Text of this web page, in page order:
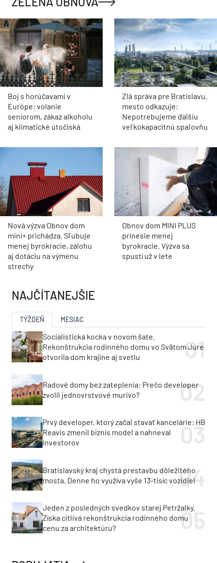
Boj s horúčavami v
Európe: volanie
seniorom, zákaz alkoholu
aj klimatické útočiská
Zlá správa pre Bratislavu,
mesto odkazuje:
Nepotrebujeme ďalšiu
veľkokapacitnú spaľovňu
Nová výzva Obnov dom
mini+ prichádza. Sľubuje
menej byrokracie, zálohu
aj dotáciu na výmenu
strechy
Obnov dom MINI PLUS
prinesie menej
byrokracie. Výzva sa
spustí už v lete
NAJČÍTANEJŠIE
TÝŽDEŇ MESIAC
Socialistická kocka v novom šate.
Rekonštrukcia rodinného domu vo Svätom Jure
otvorila dom krajine aj svetlu
Radové domy bez zateplenia: Prečo developer
zvolil jednovrstvové murivo?
Prvý developer, ktorý začal stavať kancelárie: HB
Reavis zmenil biznis model a nahneval
investorov
Bratislavský kraj chystá prestavbu dôležitého
mosta. Denne ho využíva vyše 13-tisíc vozidiel
Jeden z posledných svedkov starej Petržalky.
Získa citlivá rekonštrukcia rodinného domu
cenu za architektúru?